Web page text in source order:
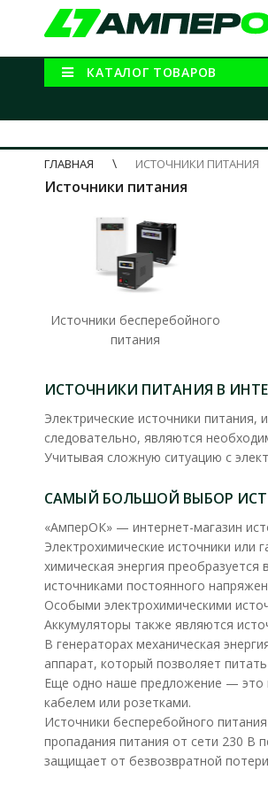
КАТАЛОГ ТОВАРОВ
ГЛАВНАЯ
ИСТОЧНИКИ ПИТАНИЯ
Источники питания
Источники бесперебойного
питания
ИСТОЧНИКИ ПИТАНИЯ В
Электрические источники
следовательно, являются
Учитывая сложную ситуацию с
САМЫЙ БОЛЬШОЙ ВЫБОР
«АмперОК» — интернет-магазин
Электрохимические источники или
химическая энергия
источниками постоянного
Особыми электрохимическими
Аккумуляторы также являются
В генераторах механическая
аппарат, который позволяет
Еще одно наше предложение — это
кабелем или розетками.
Источники бесперебойного
пропадания питания от сети 230 В
защищает от безвозвратной